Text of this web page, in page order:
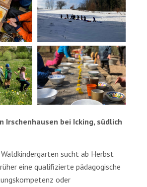
MIT
GESUCHT
Irschenhausen bei Icking, südlich
sucht ab Herbst
eine qualifizierte pädagogische
oder